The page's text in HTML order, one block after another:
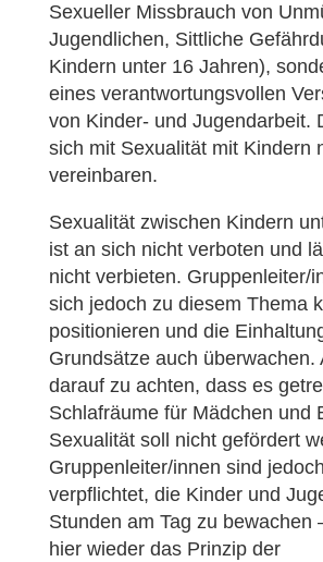
Sexueller Missbrauch von
Jugendlichen, Sittliche
Kindern unter 16 Jahren),
eines verantwortungsvollen
von Kinder- und Jugendarbeit.
sich mit Sexualität mit Kindern
vereinbaren.
Sexualität zwischen Kindern
ist an sich nicht verboten und
nicht verbieten. Gruppenleiter/
sich jedoch zu diesem Thema
positionieren und die
Grundsätze auch überwachen.
darauf zu achten, dass es
Schlafräume für Mädchen und
Sexualität soll nicht gefördert
Gruppenleiter/innen sind
verpflichtet, die Kinder und
Stunden am Tag zu bewachen
hier wieder das Prinzip der